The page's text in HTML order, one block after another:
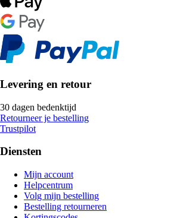
Levering en retour
30 dagen bedenktijd
Retourneer je bestelling
Trustpilot
Diensten
Mijn account
Helpcentrum
Volg mijn bestelling
Bestelling retourneren